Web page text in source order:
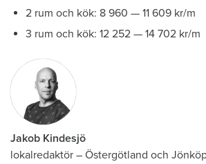
2 rum och kök: 8 960 — 11 609 kr/m
3 rum och kök: 12 252 — 14 702 kr/m
Jakob Kindesjö
lokalredaktör – Östergötland och